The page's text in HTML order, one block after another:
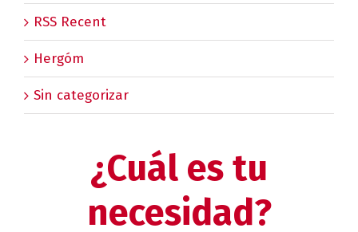
RSS Recent
Hergóm
Sin categorizar
¿Cuál es tu
necesidad?